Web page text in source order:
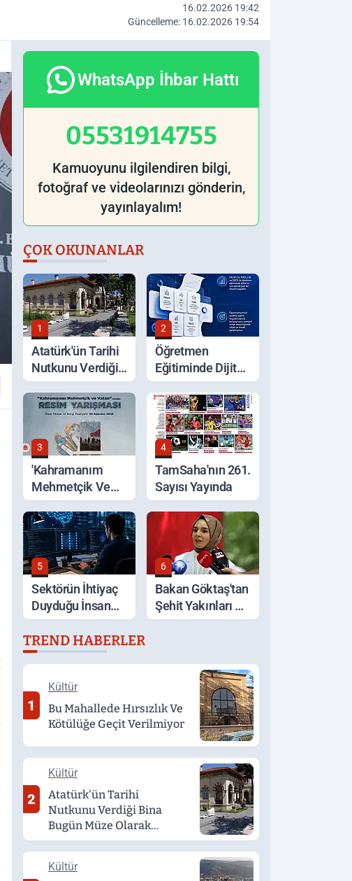
16.02.2026 19:42
Güncelleme: 16.02.2026 19:54
WhatsApp İhbar Hattı
05531914755
Kamuoyunu ilgilendiren bilgi,
fotoğraf ve videolarınızı gönderin,
yayınlayalım!
ÇOK OKUNANLAR
1
Atatürk'ün Tarihi
Nutkunu Verdiği
Bina Bugün Müze
Olarak Hizmet
Veriyor
2
Öğretmen
Eğitiminde Dijital
Dönem
3
'Kahramanım
Mehmetçik Ve
Vatan' Temalı
Yarışmada
Oylama Başladı
4
TamSaha'nın 261.
Sayısı Yayında
5
Sektörün İhtiyaç
Duyduğu İnsan
Kaynağını
Yetiştiriyor
6
Bakan Göktaş'tan
Şehit Yakınları Ve
Gazilere Müjde
TREND HABERLER
1
Kültür
Bu Mahallede Hırsızlık Ve
Kötülüğe Geçit Verilmiyor
2
Kültür
Atatürk'ün Tarihi
Nutkunu Verdiği Bina
Bugün Müze Olarak
Hizmet Veriyor
Kültür